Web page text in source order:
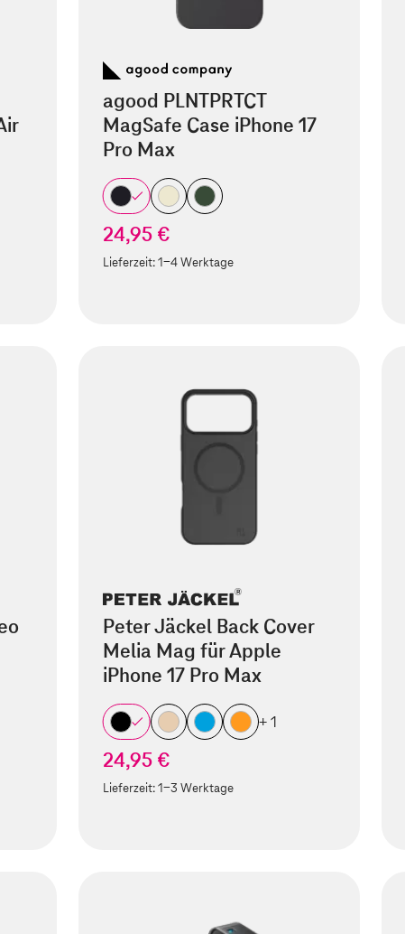
agood PLNTPRTCT
MagSafe Case iPhone 17
Pro Max
24,95 €
Lieferzeit:1-4 Werktage
Peter Jäckel Back Cover
Melia Mag für Apple
iPhone 17 Pro Max
+ 1
24,95 €
Lieferzeit:1-3 Werktage